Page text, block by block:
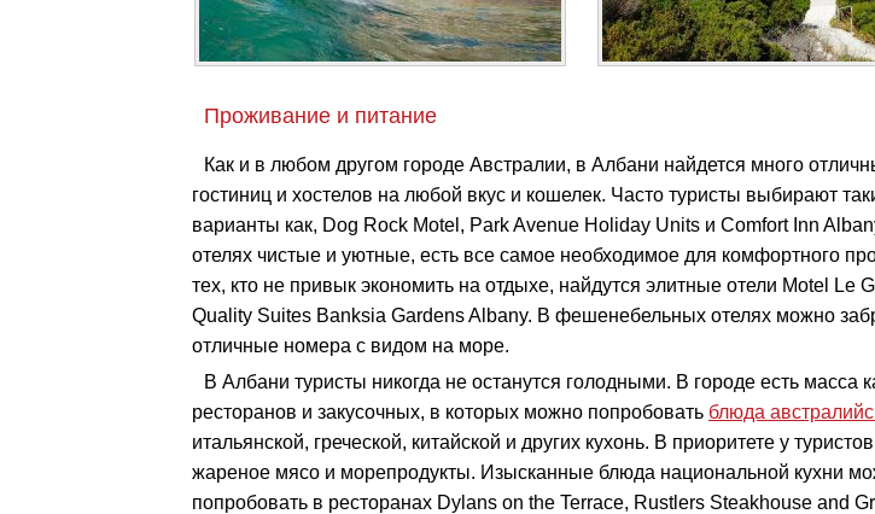
Проживание и питание
Как и в любом другом городе Австралии, в Албани найдется много
гостиниц и хостелов на любой вкус и кошелек. Часто туристы выбирают
варианты как, Dog Rock Motel, Park Avenue Holiday Units и Comfort Inn
отелях чистые и уютные, есть все самое необходимое для комфортного
тех, кто не привык экономить на отдыхе, найдутся элитные отели Motel Le
Quality Suites Banksia Gardens Albany. В фешенебельных отелях можно
отличные номера с видом на море.
В Албани туристы никогда не останутся голодными. В городе есть масса
ресторанов и закусочных, в которых можно попробовать блюда
итальянской, греческой, китайской и других кухонь. В приоритете у
жареное мясо и морепродукты. Изысканные блюда национальной кухни
попробовать в ресторанах Dylans on the Terrace, Rustlers Steakhouse and